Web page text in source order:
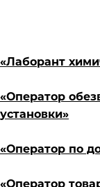
«Лаборант
«Оператор
установки»
«Оператор по
«Оператор